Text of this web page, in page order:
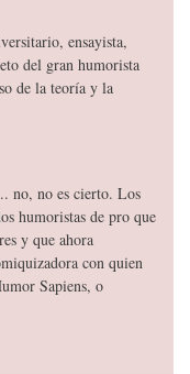
ensayista,
del gran humorista
de la teoría y la
no, no es cierto. Los
humoristas de pro que
y que ahora
con quien
Sapiens, o